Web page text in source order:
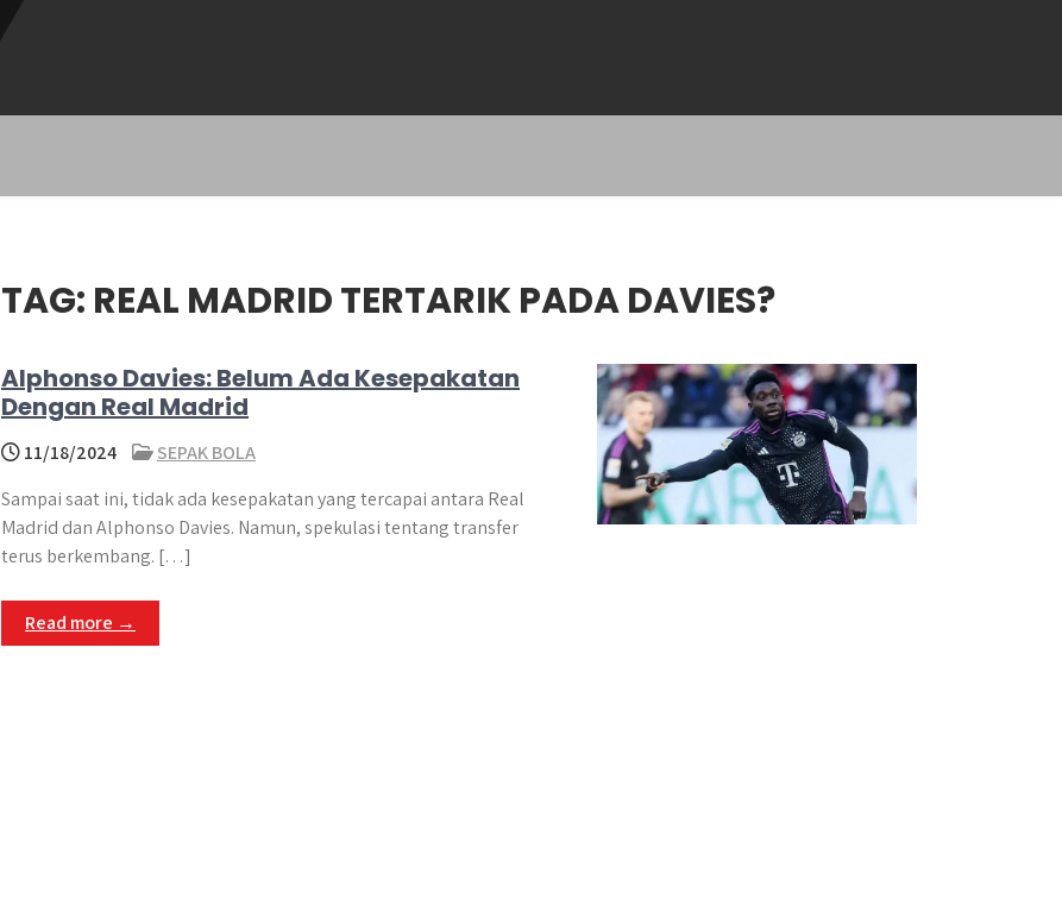
TAG: REAL MADRID TERTARIK PADA DAVIES?
Alphonso Davies: Belum Ada Kesepakatan
Dengan Real Madrid
11/18/2024
SEPAK BOLA
Sampai saat ini, tidak ada kesepakatan yang tercapai antara Real
Madrid dan Alphonso Davies. Namun, spekulasi tentang transfer
terus berkembang. […]
Read more →